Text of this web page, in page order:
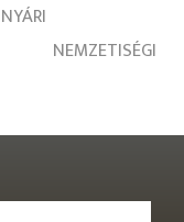
NYÁRI
NEMZETISÉGI